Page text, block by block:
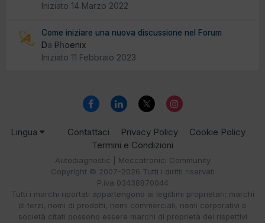
Iniziato 14 Marzo 2022
0
Come iniziare una nuova discussione nel Forum
Da Phoenix
Iniziato 11 Febbraio 2023
Lingua Contattaci Privacy Policy
Cookie Policy
Termini e Condizioni
Autodiagnostic | Meccatronici Community
Copyright © 2007-2026 Tutti i diritti riservati
P.iva 03438870044
Tutti i marchi riportati appartengono ai legittimi proprietari; marchi
di terzi, nomi di prodotti, nomi commerciali, nomi corporativi e
società citati possono essere marchi di proprietà dei rispettivi